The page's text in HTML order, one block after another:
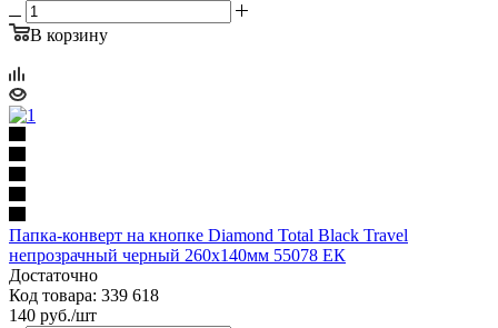
В корзину
Папка-конверт на кнопке Diamond Total Black Travel
непрозрачный черный 260х140мм 55078 ЕК
Достаточно
Код товара: 339 618
140 руб./шт